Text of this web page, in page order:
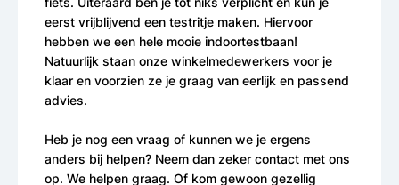
eerst vrijblijvend een testritje maken. Hiervoor
hebben we een hele mooie indoortestbaan!
Natuurlijk staan onze winkelmedewerkers voor je
klaar en voorzien ze je graag van eerlijk en passend
advies.
Heb je nog een vraag of kunnen we je ergens
anders bij helpen? Neem dan zeker contact met ons
op. We helpen graag. Of kom gewoon gezellig